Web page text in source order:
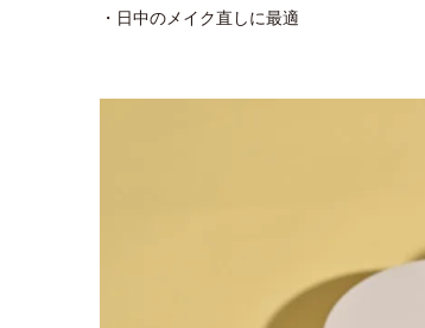
・日中のメイク直しに最適